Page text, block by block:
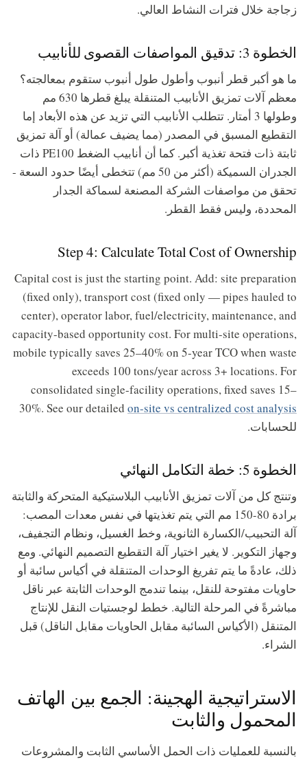
زجاجة خلال فترات النشاط العالي.
الخطوة 3: تدقيق المواصفات القصوى للأنابيب
ما هو أكبر قطر أنبوب وأطول طول أنبوب ستقوم بمعالجته؟
معظم آلات تمزيق الأنابيب المتنقلة يبلغ قطرها 630 مم
وطولها 3 أمتار. تتطلب الأنابيب التي تزيد عن هذه الأبعاد إما
التقطيع المسبق في المصدر (مما يضيف عمالة) أو آلة تمزيق
ثابتة ذات فتحة تغذية أكبر. كما أن أنابيب الضغط PE100 ذات
الجدران السميكة (أكثر من 50 مم) تتخطى أيضًا حدود السعة -
تحقق من مواصفات الشركة المصنعة لسماكة الجدار
المحددة، وليس فقط القطر.
Step 4: Calculate Total Cost of Ownership
Capital cost is just the starting point. Add: site preparation
(fixed only), transport cost (fixed only — pipes hauled to
center), operator labor, fuel/electricity, maintenance, and
capacity-based opportunity cost. For multi-site operations,
mobile typically saves 25–40% on 5-year TCO when waste
exceeds 100 tons/year across 3+ locations. For
consolidated single-facility operations, fixed saves 15–
30%. See our detailed on-site vs centralized cost analysis
للحسابات.
الخطوة 5: خطة التكامل النهائي
وتنتج كل من آلات تمزيق الأنابيب البلاستيكية المتحركة والثابتة
برادة 80-150 مم التي يتم تغذيتها في نفس معدات المصب:
آلة التحبيب/الكسارة الثانوية، وخط الغسيل، ونظام التجفيف،
وجهاز التكوير. لا يغير اختيار آلة التقطيع التصميم النهائي. ومع
ذلك، عادةً ما يتم تفريغ الوحدات المتنقلة في أكياس سائبة أو
حاويات مفتوحة للنقل، بينما تندمج الوحدات الثابتة عبر ناقل
مباشرةً في المرحلة التالية. خطط لوجستيات النقل للإنتاج
المتنقل (الأكياس السائبة مقابل الحاويات مقابل الناقل) قبل
الشراء.
الاستراتيجية الهجينة: الجمع بين الهاتف
المحمول والثابت
بالنسبة للعمليات ذات الحمل الأساسي الثابت والمشروعات